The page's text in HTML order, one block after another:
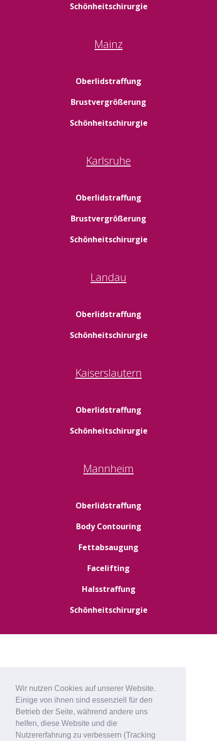
Wir nutzen Cookies auf unserer Website.
Einige von ihnen sind essenziell für den
Betrieb der Seite, während andere uns
helfen, diese Website und die
Nutzererfahrung zu verbessern (Tracking
Schönheitschirurgie
Mainz
Oberlidstraffung
Brustvergrößerung
Schönheitschirurgie
Karlsruhe
Oberlidstraffung
Brustvergrößerung
Schönheitschirurgie
Landau
Oberlidstraffung
Schönheitschirurgie
Kaiserslautern
Oberlidstraffung
Schönheitschirurgie
Mannheim
Oberlidstraffung
Body Contouring
Fettabsaugung
Facelifting
Halsstraffung
Schönheitschirurgie